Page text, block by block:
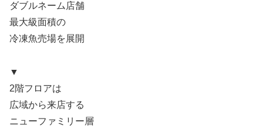
ダブルネーム店舗
最大級面積の
冷凍魚売場を展開
▼
2階フロアは
広域から来店する
ニューファミリー層